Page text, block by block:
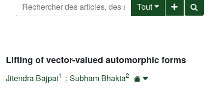
Tout
Lifting of vector-valued automorphic forms
Jitendra Bajpai1 ; Subham Bhakta2